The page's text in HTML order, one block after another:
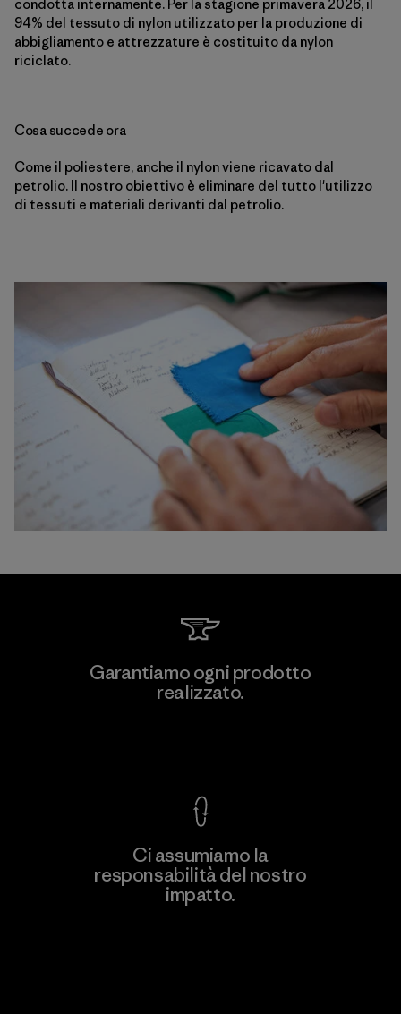
condotta internamente. Per la stagione primavera 2026, il
94% del tessuto di nylon utilizzato per la produzione di
abbigliamento e attrezzature è costituito da nylon
riciclato.
Cosa succede ora
Come il poliestere, anche il nylon viene ricavato dal
petrolio. Il nostro obiettivo è eliminare del tutto l'utilizzo
di tessuti e materiali derivanti dal petrolio.
Garantiamo ogni prodotto
realizzato.
Ci assumiamo la
responsabilità del nostro
impatto.